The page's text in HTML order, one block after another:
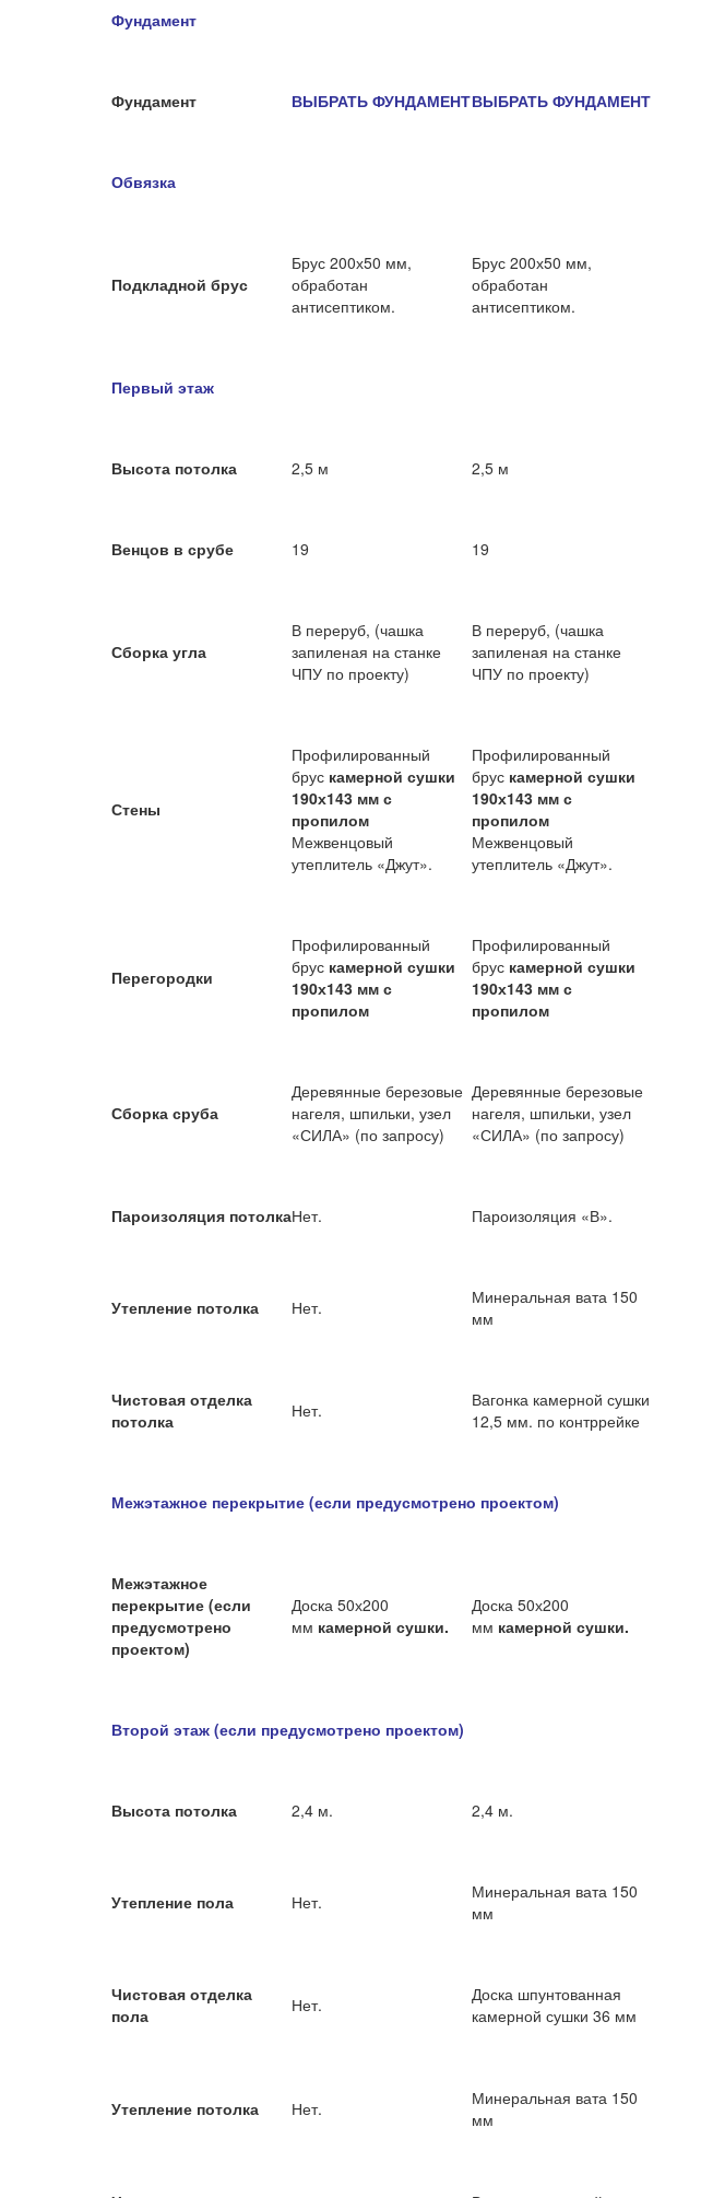
Фундамент
Фундамент ВЫБРАТЬ ФУНДАМЕНТВЫБРАТЬ ФУНДАМЕНТ
Обвязка
Подкладной брус
Брус 200х50 мм,
обработан
антисептиком.
Брус 200х50 мм,
обработан
антисептиком.
Первый этаж
Высота потолка 2,5 м 2,5 м
Венцов в срубе 19 19
Сборка угла
В переруб, (чашка
запиленая на станке
ЧПУ по проекту)
В переруб, (чашка
запиленая на станке
ЧПУ по проекту)
Стены
Профилированный
брус камерной сушки
190х143 мм с
пропилом
Межвенцовый
утеплитель «Джут».
Профилированный
брус камерной сушки
190х143 мм с
пропилом
Межвенцовый
утеплитель «Джут».
Перегородки
Профилированный
брус камерной сушки
190х143 мм с
пропилом
Профилированный
брус камерной сушки
190х143 мм с
пропилом
Сборка сруба
Деревянные березовые
нагеля, шпильки, узел
«СИЛА» (по запросу)
Деревянные березовые
нагеля, шпильки, узел
«СИЛА» (по запросу)
Пароизоляция потолкаНет. Пароизоляция «В».
Утепление потолка Нет.
Минеральная вата 150
мм
Чистовая отделка
потолка
Нет.
Вагонка камерной сушки
12,5 мм. по контррейке
Межэтажное перекрытие (если предусмотрено проектом)
Межэтажное
перекрытие (если
предусмотрено
проектом)
Доска 50х200
мм камерной сушки.
Доска 50х200
мм камерной сушки.
Второй этаж (если предусмотрено проектом)
Высота потолка 2,4 м. 2,4 м.
Утепление пола Нет.
Минеральная вата 150
мм
Чистовая отделка
пола
Нет.
Доска шпунтованная
камерной сушки 36 мм
Утепление потолка Нет.
Минеральная вата 150
мм